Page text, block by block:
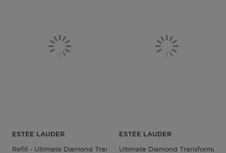
ESTÉE LAUDER
Refill - Ultimate Diamond Transformative Brilliance Serum
ESTÉE LAUDER
Ultimate Diamond